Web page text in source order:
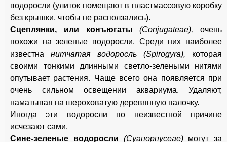
водоросли (улиток помещают в пластмассовую коробку
без крышки, чтобы не расползались).
Сцеплянки, или конъюгаты(Conjugateae), очень
похожи на зеленые водоросли. Среди них наиболее
известна нитчатая водоросль (Spirogyra), которая
своими тонкими длинными светло-зелеными нитями
опутывает растения. Чаще всего она появляется при
очень сильном освещении аквариума. Удаляют,
наматывая на шероховатую деревянную палочку.
Иногда эти водоросли по неизвестной причине
исчезают сами.
Сине-зеленые водоросли (Суапорпусеае) могут за